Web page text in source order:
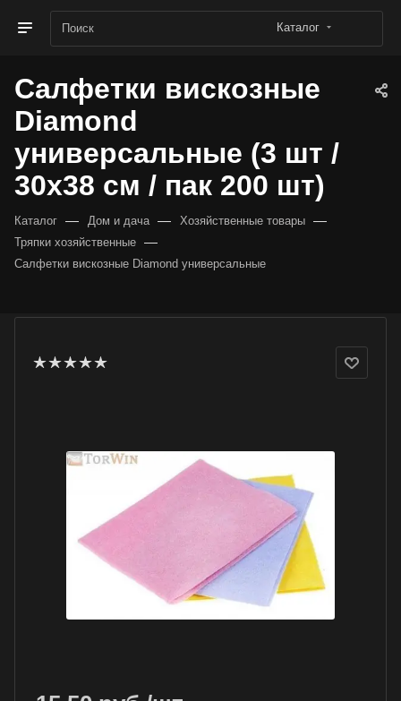
Каталог
Салфетки вискозные
Diamond
универсальные (3 шт /
30х38 см / пак 200 шт)
Каталог — Дом и дача — Хозяйственные товары —
Тряпки хозяйственные —
Салфетки вискозные Diamond универсальные